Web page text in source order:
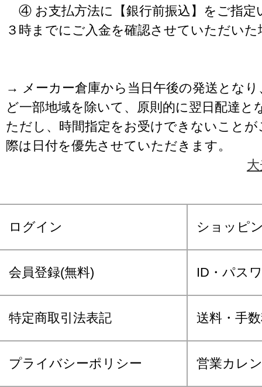
④ お支払方法に【銀行前振込】をご指定
３時までにご入金を確認させていただいた
→ メーカー倉庫から当日午後の発送となり
ど一部地域を除いて、原則的に翌日配達と
ただし、時間指定をお受けできないこと
際は日付を優先させていただきます。
ログイン ショッピ
会員登録(無料) ID・パス
特定商取引法表記 送料・手
プライバシーポリシー 営業カレ